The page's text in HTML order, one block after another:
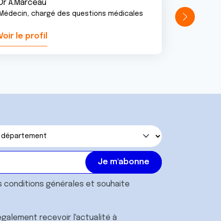
A.Marceau
chargé des questions médicales
le profil
conditions générales et souhaite
recevoir l'actualité à